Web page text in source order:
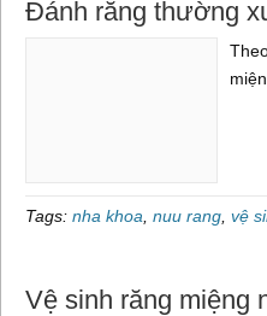
Đánh răng thường
Tags: nha khoa nuu rang vệ
Vệ sinh răng miệng